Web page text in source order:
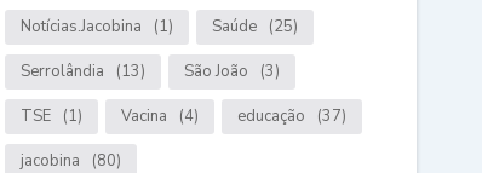
Notícias.Jacobina (1) Saúde (25)
Serrolândia (13) São João (3)
TSE (1) Vacina (4) educação (37)
jacobina (80)